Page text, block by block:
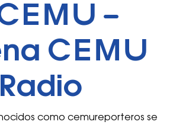
–
CEMU
Radio
como cemureporteros se